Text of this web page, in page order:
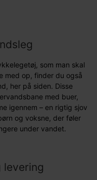
som man skal
med op, finder du også
her på siden. Disse
med buer,
igennem – en rigtig sjov
og voksne, der føler
under vandet.
levering